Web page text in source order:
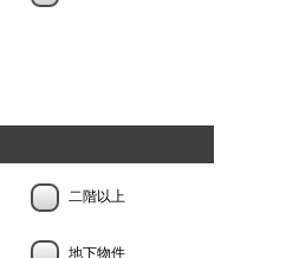
二階以上
地下物件